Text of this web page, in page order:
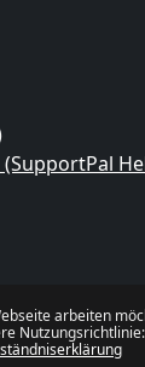
arbeiten
Nutzungsrichtlinie: